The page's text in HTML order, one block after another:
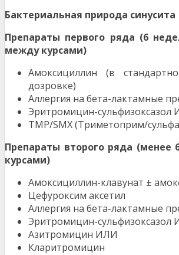
Бактериальная природа синусита
Препараты первого ряда (6
между курсами)
Амоксициллин (в
дозровке)
Аллергия на бета-лактамные
Эритромицин-сульфизоксазол
TMP/SMX (Триметоприм/
Препараты второго ряда (менее
курсами)
Амоксициллин-клавунат ±
Цефуроксим аксетил
Аллергия на бета-лактамные
Эритромицин-сульфизоксазол
Азитромицин ИЛИ
Кларитромицин